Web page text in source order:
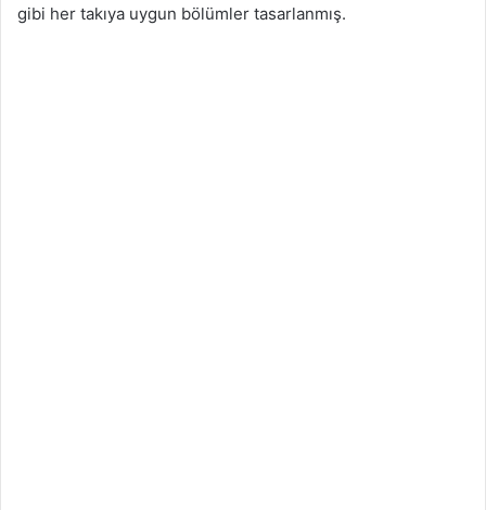
gibi her takıya uygun bölümler tasarlanmış.